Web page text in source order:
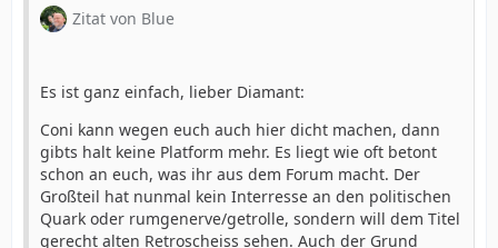
Zitat von Blue
Es ist ganz einfach, lieber Diamant:
Coni kann wegen euch auch hier dicht machen, dann
gibts halt keine Platform mehr. Es liegt wie oft betont
schon an euch, was ihr aus dem Forum macht. Der
Großteil hat nunmal kein Interresse an den politischen
Quark oder rumgenerve/getrolle, sondern will dem Titel
gerecht alten Retroscheiss sehen. Auch der Grund